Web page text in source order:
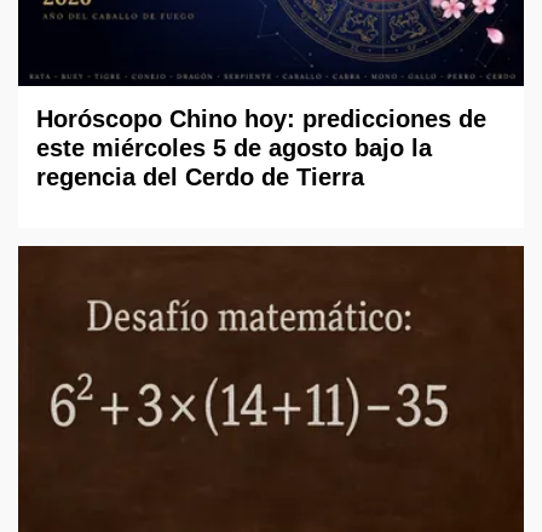
Horóscopo Chino hoy: predicciones de
este miércoles 5 de agosto bajo la
regencia del Cerdo de Tierra